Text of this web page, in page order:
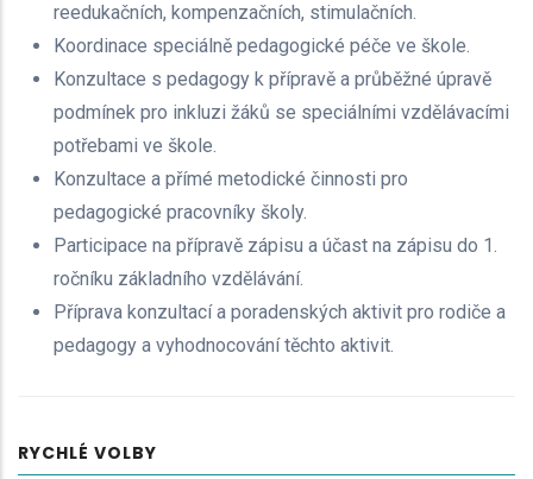
reedukačních, kompenzačních, stimulačních.
Koordinace speciálně pedagogické péče ve škole.
Konzultace s pedagogy k přípravě a průběžné úpravě
podmínek pro inkluzi žáků se speciálními vzdělávacími
potřebami ve škole.
Konzultace a přímé metodické činnosti pro
pedagogické pracovníky školy.
Participace na přípravě zápisu a účast na zápisu do 1.
ročníku základního vzdělávání.
Příprava konzultací a poradenských aktivit pro rodiče a
pedagogy a vyhodnocování těchto aktivit.
RYCHLÉ VOLBY